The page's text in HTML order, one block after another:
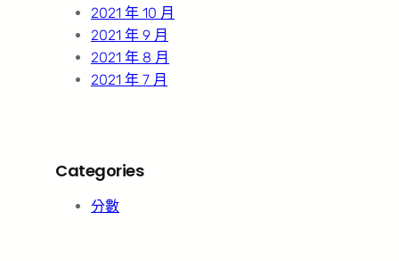
2021 年 10 月
2021 年 9 月
2021 年 8 月
2021 年 7 月
Categories
分數